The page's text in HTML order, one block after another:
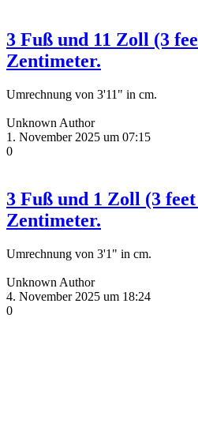
3 Fuß und 11 Zoll (3
Zentimeter.
Umrechnung von 3'11" in cm.
Unknown Author
1. November 2025 um 07:15
0
3 Fuß und 1 Zoll (3
Zentimeter.
Umrechnung von 3'1" in cm.
Unknown Author
4. November 2025 um 18:24
0